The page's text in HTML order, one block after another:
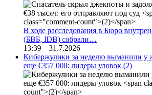
В ходе расследования в Бюро
(БВБ, IDB) собрали…
13:39 31.7.2026
Кибержулики за неделю выманили у
еще €357 000: лидеры уловок (2)